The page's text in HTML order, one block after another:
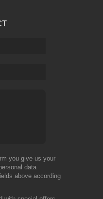
you give us your
data
above according